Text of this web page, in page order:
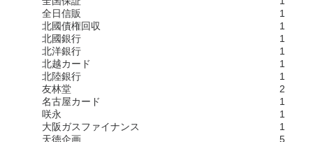
全日信販
1
北國債権回収
1
北國銀行
1
北洋銀行
1
北越カード
1
北陸銀行
1
友林堂
2
名古屋カード
1
咲永
1
大阪ガスファイナンス
1
天徳企画
5